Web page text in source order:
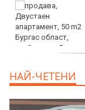
НАЙ-ЧЕТЕНИ